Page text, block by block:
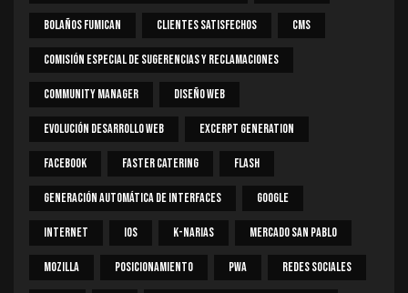
Bolaños Fumican Clientes Satisfechos CMS
Comisión Especial De Sugerencias Y Reclamaciones
Community Manager Diseño Web
Evolución Desarrollo Web Excerpt Generation
Facebook Faster Catering Flash
Generación Automática De Interfaces Google
Internet IOS K-Narias Mercado San Pablo
Mozilla Posicionamiento PWA Redes Sociales